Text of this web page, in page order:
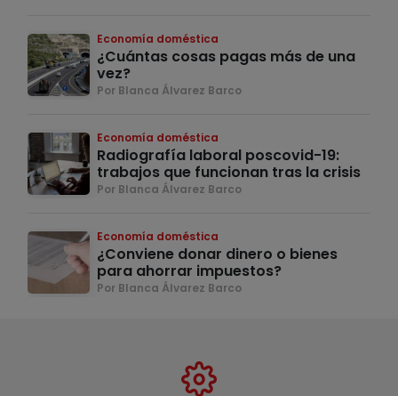
Economía doméstica
¿Cuántas cosas pagas más de una
vez?
Por Blanca Álvarez Barco
Economía doméstica
Radiografía laboral poscovid-19:
trabajos que funcionan tras la crisis
Por Blanca Álvarez Barco
Economía doméstica
¿Conviene donar dinero o bienes
para ahorrar impuestos?
Por Blanca Álvarez Barco